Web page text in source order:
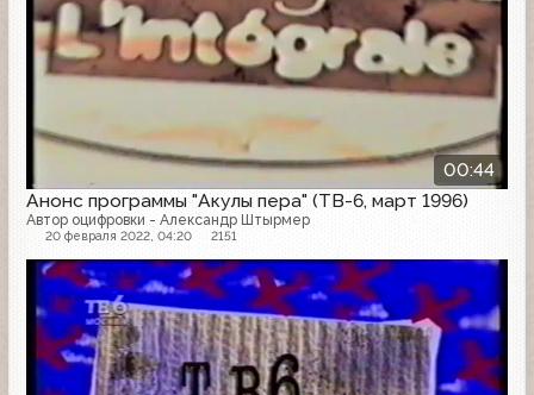
00:44
Анонс программы "Акулы пера" (ТВ-6, март 1996)
Автор оцифровки - Александр Штырмер
20 февраля 2022, 04:20 2151
Анонс